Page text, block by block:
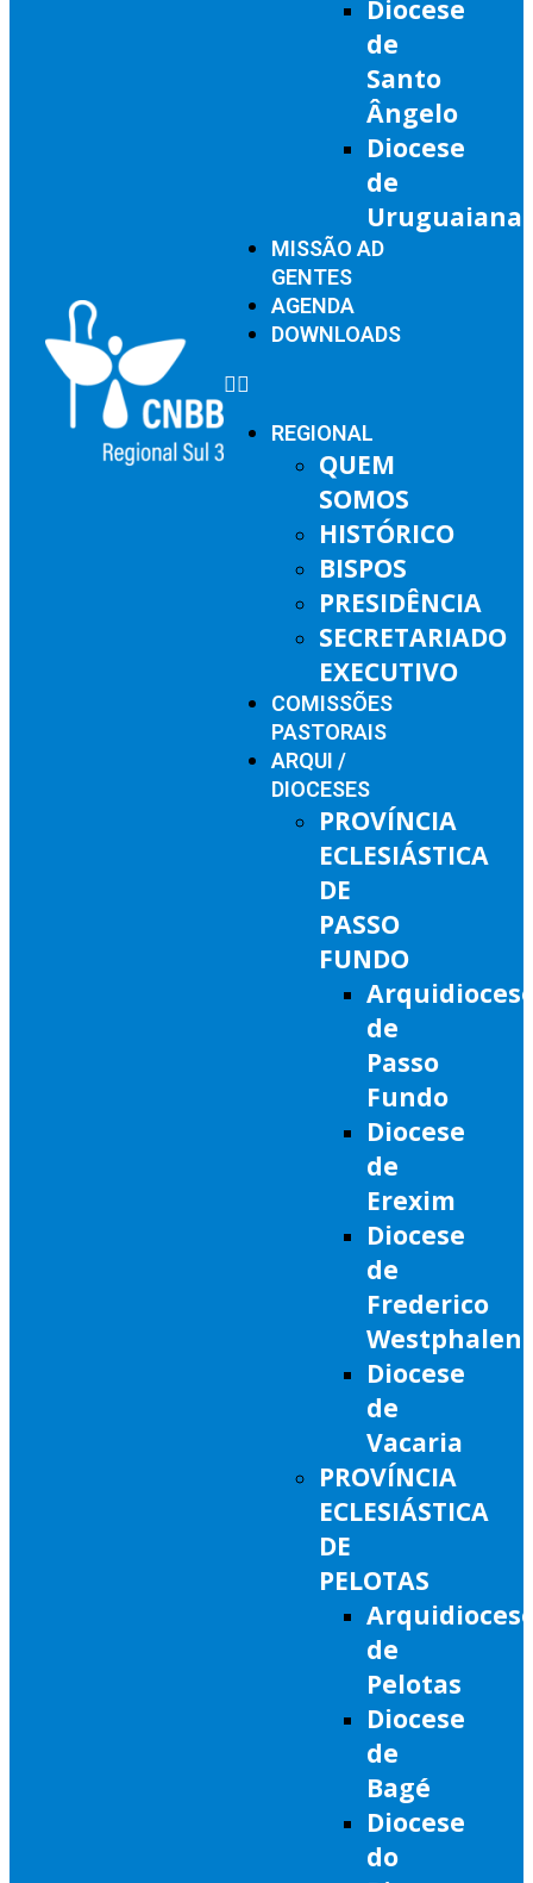
Diocese
de
Santo
Ângelo
Diocese
de
Uruguaiana
MISSÃO AD
GENTES
AGENDA
DOWNLOADS
REGIONAL
QUEM
SOMOS
HISTÓRICO
BISPOS
PRESIDÊNCIA
SECRETARIADO
EXECUTIVO
COMISSÕES
PASTORAIS
ARQUI /
DIOCESES
PROVÍNCIA
ECLESIÁSTICA
DE
PASSO
FUNDO
de
Passo
Fundo
Diocese
de
Erexim
Diocese
de
Frederico
Westphalen
Diocese
de
Vacaria
PROVÍNCIA
ECLESIÁSTICA
DE
PELOTAS
de
Pelotas
Diocese
de
Bagé
Diocese
do